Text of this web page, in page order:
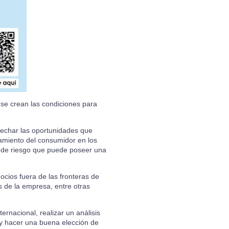
crean las condiciones para
las oportunidades que
del consumidor en los
riesgo que puede poseer una
fuera de las fronteras de
de la empresa, entre otras
, realizar un análisis
hacer una buena elección de